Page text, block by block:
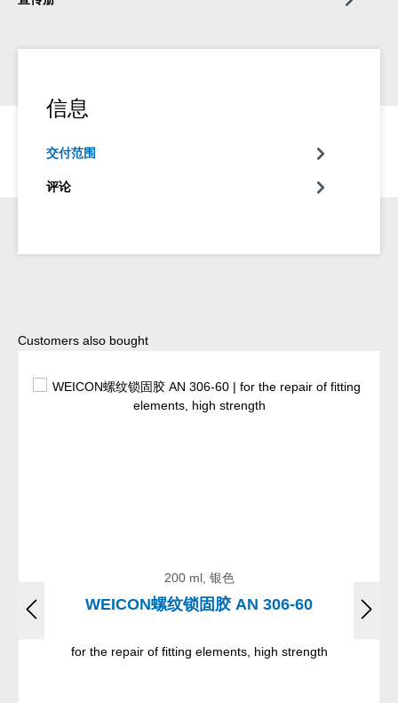
信息
交付范围
评论
Skip product gallery
Customers also bought
200 ml, 银色
WEICON螺纹锁固胶 AN 306-60
for the repair of fitting elements, high strength